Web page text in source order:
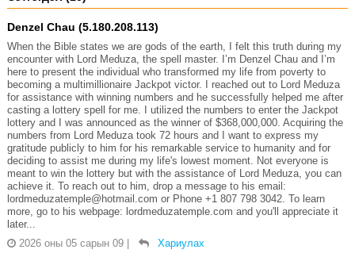
Denzel Chau (5.180.208.113)
When the Bible states we are gods of the earth, I felt this truth during my
encounter with Lord Meduza, the spell master. I’m Denzel Chau and I’m
here to present the individual who transformed my life from poverty to
becoming a multimillionaire Jackpot victor. I reached out to Lord Meduza
for assistance with winning numbers and he successfully helped me after
casting a lottery spell for me. I utilized the numbers to enter the Jackpot
lottery and I was announced as the winner of $368,000,000. Acquiring the
numbers from Lord Meduza took 72 hours and I want to express my
gratitude publicly to him for his remarkable service to humanity and for
deciding to assist me during my life's lowest moment. Not everyone is
meant to win the lottery but with the assistance of Lord Meduza, you can
achieve it. To reach out to him, drop a message to his email:
lordmeduzatemple@hotmail.com or Phone +1 807 798 3042. To learn
more, go to his webpage: lordmeduzatemple.com and you'll appreciate it
later...
2026 оны 05 сарын 09
Хариулах